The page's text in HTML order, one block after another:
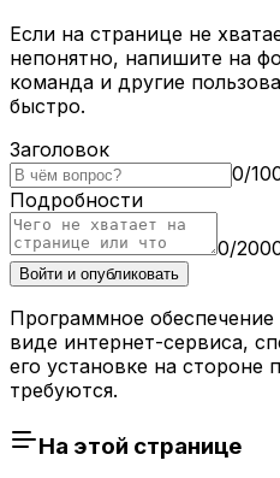
Если на странице не
непонятно, напишите на
команда и другие
быстро.
Заголовок
0/
Подробности
0/
Войти и опубликовать
Программное обеспечение
виде интернет-сервиса,
его установке на стороне
требуются.
На этой странице